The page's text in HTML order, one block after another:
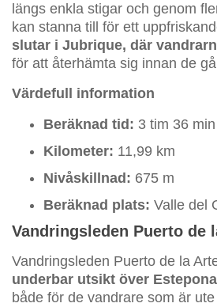
längs enkla stigar och genom
kan stanna till för ett
slutar i Jubrique, där
för att återhämta sig innan de
Värdefull information
Beräknad tid: 3 tim 36 min
Kilometer: 11,99 km
Nivåskillnad: 675 m
Beräknad plats: Valle del
Vandringsleden Puerto de
Vandringsleden Puerto de la
underbar utsikt över
både för de vandrare som är